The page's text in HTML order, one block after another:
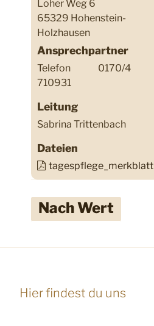
Loher Weg 6
65329 Hohenstein-
Holzhausen
Ansprechpartner
Telefon
0170/4
710931
Leitung
Sabrina Trittenbach
Dateien
tagespflege_merkblatt
Nach Wert
Hier findest du uns